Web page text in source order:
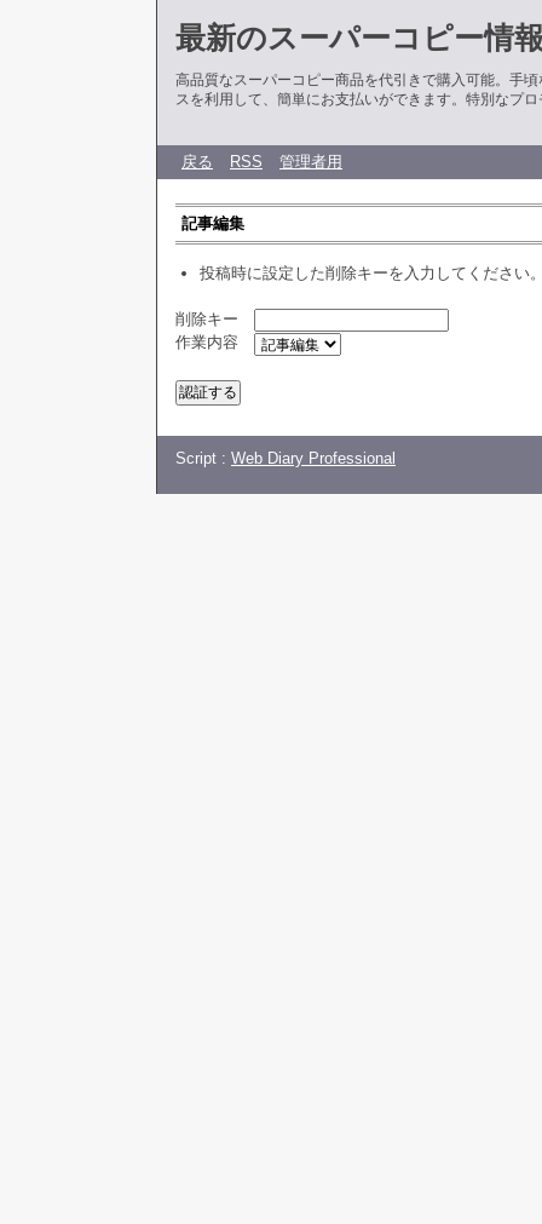
最新のスーパーコピー情
高品質なスーパーコピー商品を代引きで購入可能。手
スを利用して、簡単にお支払いができます。特別なプ
戻る RSS 管理者用
記事編集
投稿時に設定した削除キーを入力してください
削除キー
作業内容
Script : Web Diary Professional